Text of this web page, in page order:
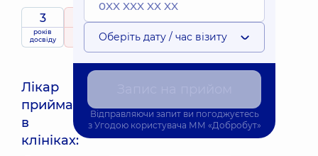
3
років
досвіду
5 / 5
рейтингна підставі
53 відгука
Лікар
приймає
в
клініках:
Найближчий час прийому: Сьогодні о 14:00
Оберіть дату / час візиту
Відправляючи запит ви погоджуєтесь
з Угодою користувача ММ «Добробут»